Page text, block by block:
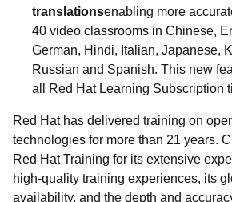
translationsenabling more
40 video classrooms in Chinese,
German, Hindi, Italian, Japanese,
Russian and Spanish. This new
all Red Hat Learning Subscription
Red Hat has delivered training on
technologies for more than 21 years.
Red Hat Training for its extensive
high-quality training experiences, its
availability, and the depth and